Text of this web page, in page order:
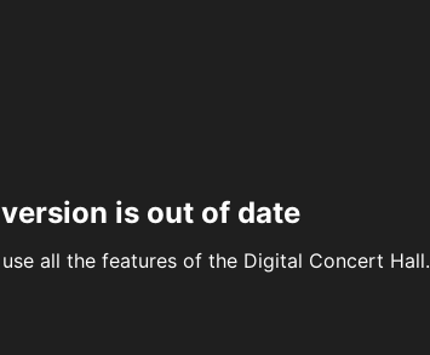
is out of date
all the features of the Digital Concert Hall.